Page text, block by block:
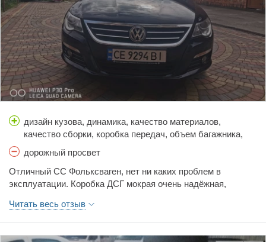
дизайн кузова, динамика, качество материалов,
качество сборки, коробка передач, объем багажника,
обслуживания, тормоза, управляемость, цена,
шумоизоляция
дорожный просвет
Отличный СС Фольксваген, нет ни каких проблем в
эксплуатации. Коробка ДСГ мокрая очень надёжная,
ласка, и с таким авто надо хороший проверенный сервис, а
не что-либо.
Читать весь отзыв